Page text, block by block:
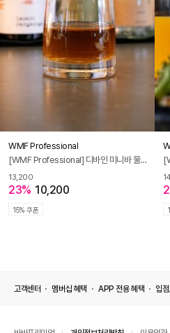
WMF Professional
[WMF Professional] 디바인 미니바 물잔 150ml
13,200
23% 10,200
15% 쿠폰
고객센터 멤버십 혜택 APP 전용 혜택 입